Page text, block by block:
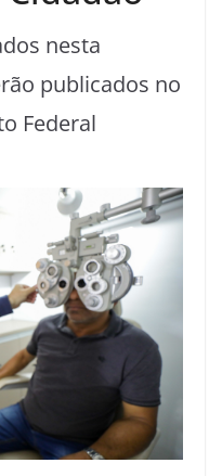
nesta
publicados no
Federal